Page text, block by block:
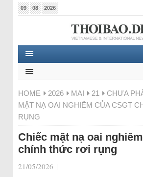
09 08 2026
HOME 2026 MAI 21 CHƯA
MẶT NẠ OAI NGHIÊM CỦA CSGT
RỤNG
Chiếc mặt nạ oai
chính thức rơi rụng
21/05/2026 |